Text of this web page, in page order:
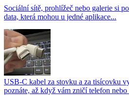
Sociální sítě, prohlížeč nebo galerie si
data, která mohou u jedné aplikace...
USB-C kabel za stovku a za tisícovku
poznáte, až když vám zničí telefon